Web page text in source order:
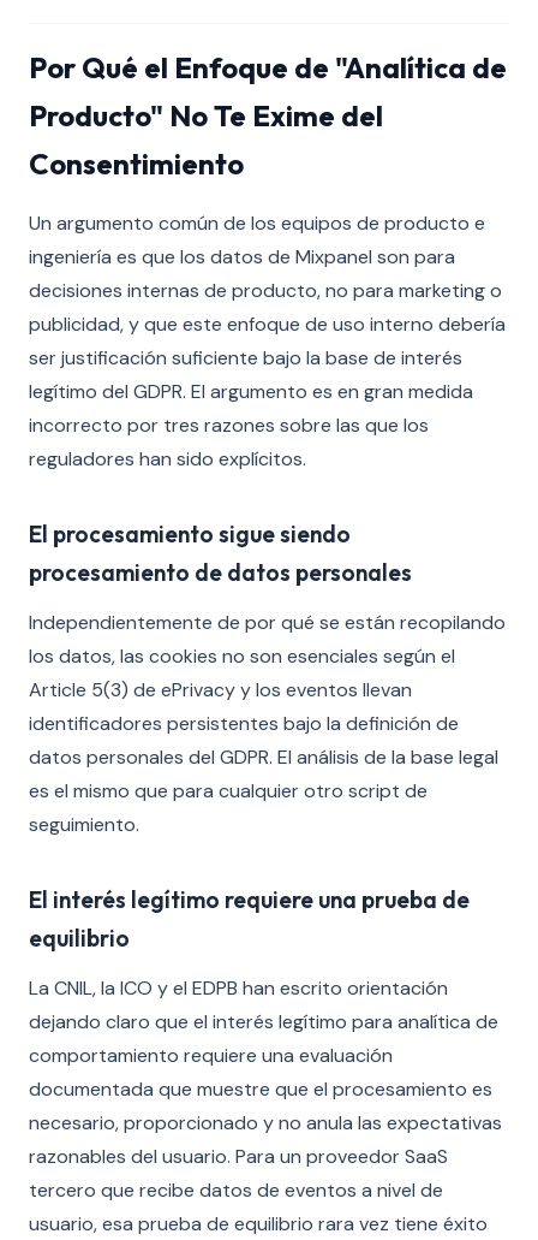
Por Qué el Enfoque de "Analítica de
Producto" No Te Exime del
Consentimiento
Un argumento común de los equipos de producto e
ingeniería es que los datos de Mixpanel son para
decisiones internas de producto, no para marketing o
publicidad, y que este enfoque de uso interno debería
ser justificación suficiente bajo la base de interés
legítimo del GDPR. El argumento es en gran medida
incorrecto por tres razones sobre las que los
reguladores han sido explícitos.
El procesamiento sigue siendo
procesamiento de datos personales
Independientemente de por qué se están recopilando
los datos, las cookies no son esenciales según el
Article 5(3) de ePrivacy y los eventos llevan
identificadores persistentes bajo la definición de
datos personales del GDPR. El análisis de la base legal
es el mismo que para cualquier otro script de
seguimiento.
El interés legítimo requiere una prueba de
equilibrio
La CNIL, la ICO y el EDPB han escrito orientación
dejando claro que el interés legítimo para analítica de
comportamiento requiere una evaluación
documentada que muestre que el procesamiento es
necesario, proporcionado y no anula las expectativas
razonables del usuario. Para un proveedor SaaS
tercero que recibe datos de eventos a nivel de
usuario, esa prueba de equilibrio rara vez tiene éxito